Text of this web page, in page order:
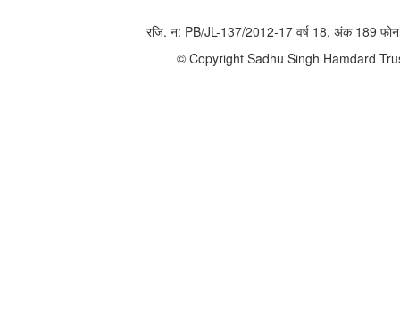
रजि. न: PB/JL-137/2012-17 वर्ष 18, अंक 189
© Copyright Sadhu Singh Hamdard